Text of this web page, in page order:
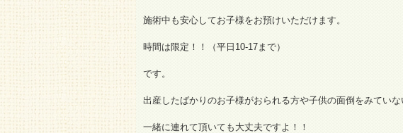
施術中も安心してお子様をお預けいただけます。
時間は限定！！（平日10-17まで）
です。
出産したばかりのお子様がおられる方や子供の面倒をみてい
一緒に連れて頂いても大丈夫ですよ！！